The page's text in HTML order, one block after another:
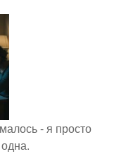
- я просто